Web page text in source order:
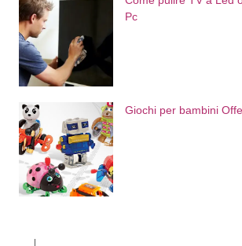
Pc
Giochi per bambini